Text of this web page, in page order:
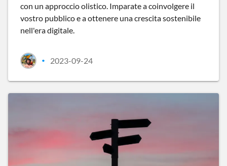
con un approccio olistico. Imparate a coinvolgere il
vostro pubblico e a ottenere una crescita sostenibile
nell'era digitale.
• 2023-09-24